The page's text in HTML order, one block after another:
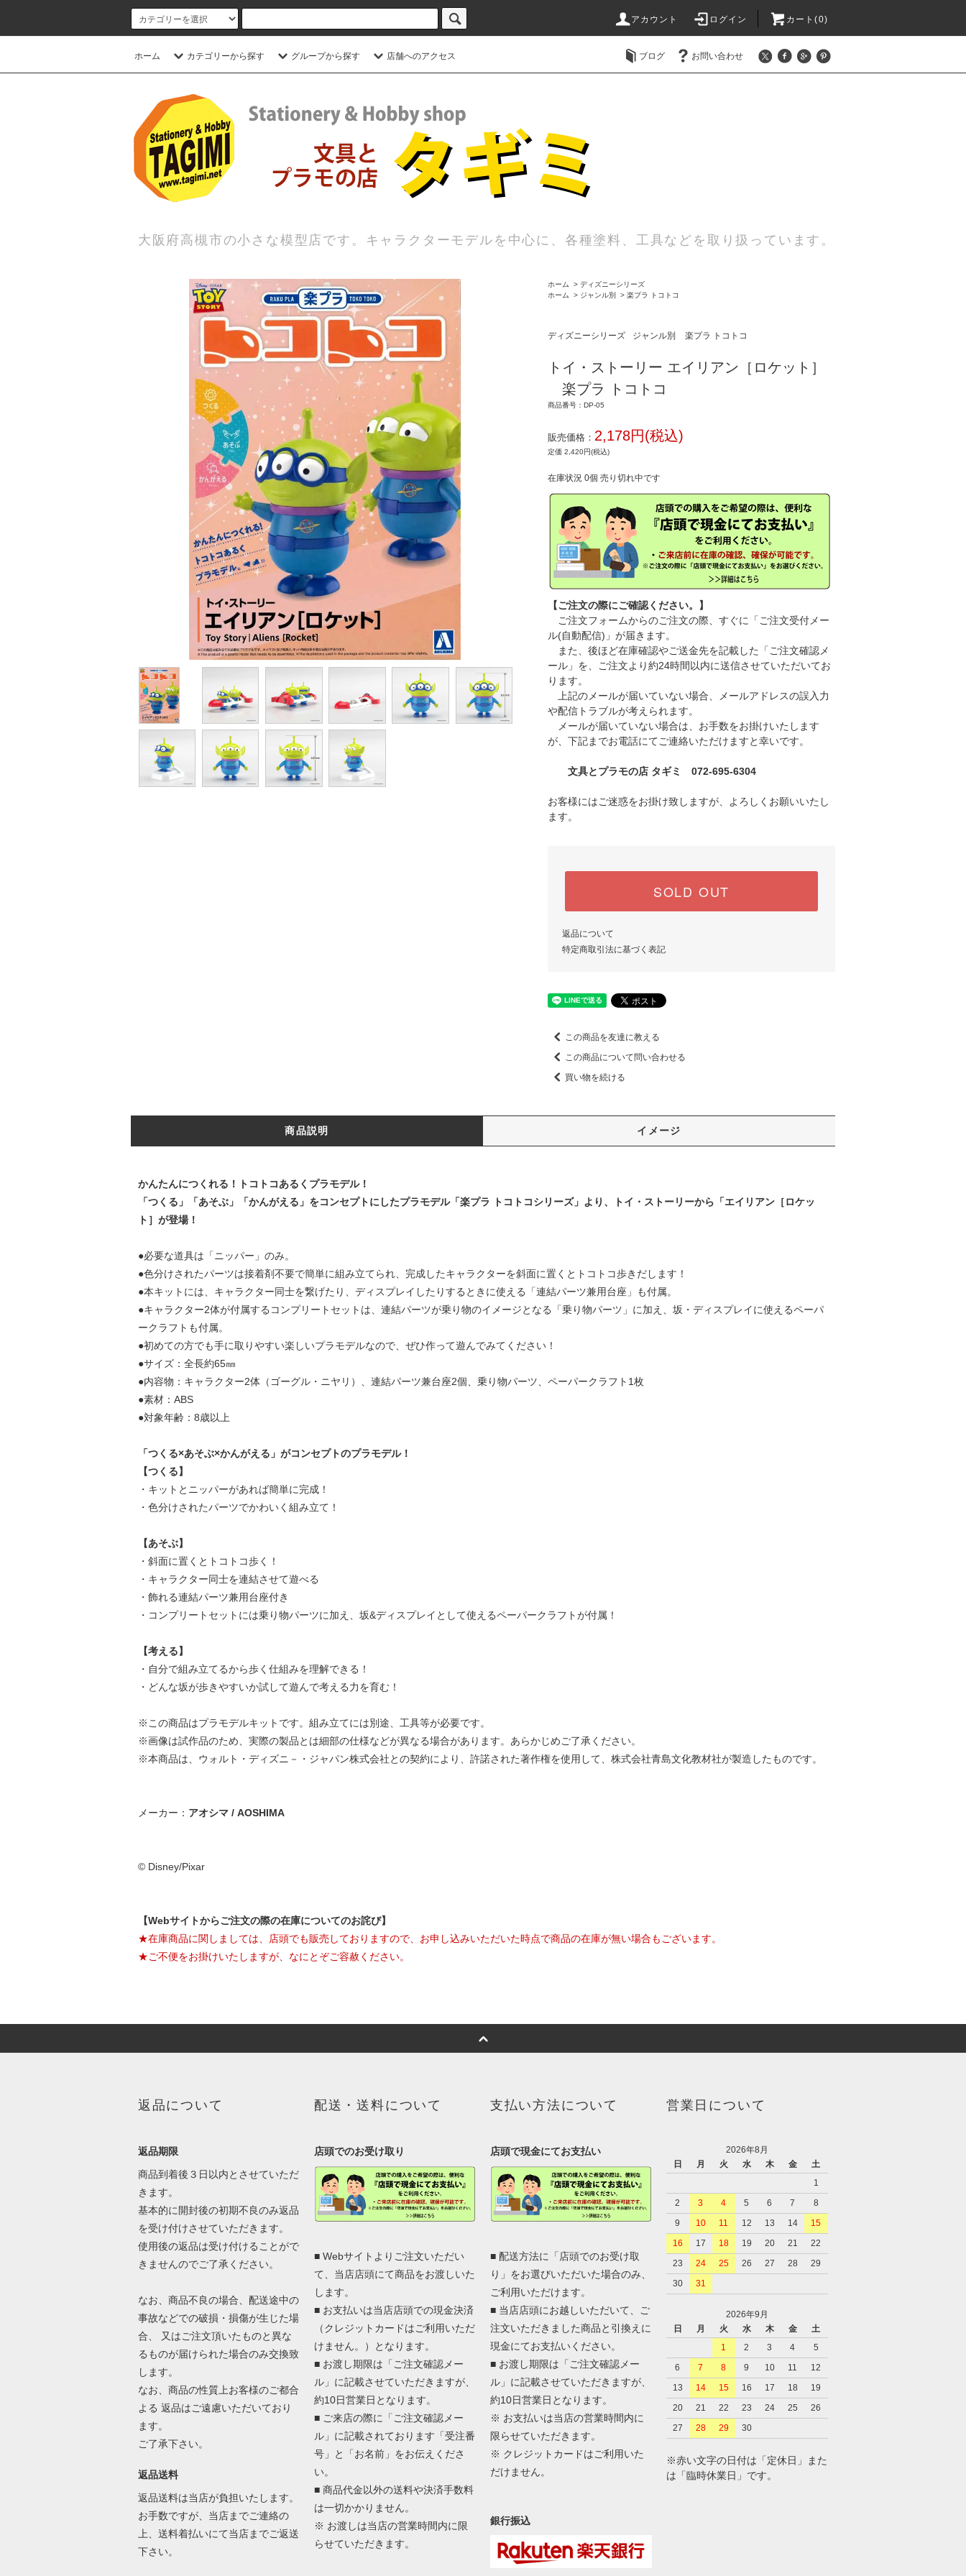
アカウント ログイン カート(0)
ホーム カテゴリーから探す グループから探す 店舗へのアクセス ブログ お問い合わせ
大阪府高槻市の小さな模型店です。キャラクターモデルを中心に、各種塗料、工具などを取り扱っています。
ホーム > ディズニーシリーズ
ホーム
> ジャンル別 > 楽プラ トコトコ
ディズニーシリーズ ジャンル別 楽プラ トコトコ
トイ・ストーリー エイリアン［ロケット］
楽プラ トコトコ
商品番号：DP-05
販売価格： 2,178円(税込)
定価 2,420円(税込)
在庫状況 0個 売り切れ中です
【ご注文の際にご確認ください。】
ご注文フォームからのご注文の際、すぐに「ご注文受付メー
ル(自動配信)」が届きます。
また、後ほど在庫確認やご送金先を記載した「ご注文確認メ
ール」を、ご注文より約24時間以内に送信させていただいてお
ります。
上記のメールが届いていない場合、メールアドレスの誤入力
や配信トラブルが考えられます。
メールが届いていない場合は、お手数をお掛けいたします
が、下記までお電話にてご連絡いただけますと幸いです。
文具とプラモの店 タギミ 072-695-6304
お客様にはご迷惑をお掛け致しますが、よろしくお願いいたし
ます。
SOLD OUT
返品について
特定商取引法に基づく表記
この商品を友達に教える
この商品について問い合わせる
買い物を続ける
商品説明 イメージ
かんたんにつくれる！トコトコあるくプラモデル！
「つくる」「あそぶ」「かんがえる」をコンセプトにしたプラモデル「楽プラ トコトコシリーズ」より、トイ・ストーリーから「エイリアン［ロケッ
ト］が登場！
●必要な道具は「ニッパー」のみ。
●色分けされたパーツは接着剤不要で簡単に組み立てられ、完成したキャラクターを斜面に置くとトコトコ歩きだします！
●本キットには、キャラクター同士を繋げたり、ディスプレイしたりするときに使える「連結パーツ兼用台座」も付属。
●キャラクター2体が付属するコンプリートセットは、連結パーツが乗り物のイメージとなる「乗り物パーツ」に加え、坂・ディスプレイに使えるペーパ
ークラフトも付属。
●初めての方でも手に取りやすい楽しいプラモデルなので、ぜひ作って遊んでみてください！
●サイズ：全長約65㎜
●内容物：キャラクター2体（ゴーグル・ニヤリ）、連結パーツ兼台座2個、乗り物パーツ、ペーパークラフト1枚
●素材：ABS
●対象年齢：8歳以上
「つくる×あそぶ×かんがえる」がコンセプトのプラモデル！
【つくる】
・キットとニッパーがあれば簡単に完成！
・色分けされたパーツでかわいく組み立て！
【あそぶ】
・斜面に置くとトコトコ歩く！
・キャラクター同士を連結させて遊べる
・飾れる連結パーツ兼用台座付き
・コンプリートセットには乗り物パーツに加え、坂&ディスプレイとして使えるペーパークラフトが付属！
【考える】
・自分で組み立てるから歩く仕組みを理解できる！
・どんな坂が歩きやすいか試して遊んで考える力を育む！
※この商品はプラモデルキットです。組み立てには別途、工具等が必要です。
※画像は試作品のため、実際の製品とは細部の仕様などが異なる場合があります。あらかじめご了承ください。
※本商品は、ウォルト・ディズニ－・ジャパン株式会社との契約により、許諾された著作権を使用して、株式会社青島文化教材社が製造したものです。
メーカー： アオシマ / AOSHIMA
© Disney/Pixar
【Webサイトからご注文の際の在庫についてのお詫び】
★在庫商品に関しましては、店頭でも販売しておりますので、お申し込みいただいた時点で商品の在庫が無い場合もございます。
★ご不便をお掛けいたしますが、なにとぞご容赦ください。
返品について
返品期限
商品到着後３日以内とさせていただ
きます。
基本的に開封後の初期不良のみ返品
を受け付けさせていただきます。
使用後の返品は受け付けることがで
きませんのでご了承ください。
なお、商品不良の場合、配送途中の
事故などでの破損・損傷が生じた場
合、 又はご注文頂いたものと異な
るものが届けられた場合のみ交換致
します。
なお、商品の性質上お客様のご都合
よる 返品はご遠慮いただいており
ます。
ご了承下さい。
返品送料
返品送料は当店が負担いたします。
お手数ですが、当店までご連絡の
上、送料着払いにて当店までご返送
下さい。
配送・送料について
店頭でのお受け取り
■ Webサイトよりご注文いただい
て、当店店頭にて商品をお渡しいた
します。
■ お支払いは当店店頭での現金決済
（クレジットカードはご利用いただ
けません。）となります。
■ お渡し期限は「ご注文確認メー
ル」に記載させていただきますが、
約10日営業日となります。
■ ご来店の際に「ご注文確認メー
ル」に記載されております「受注番
号」と「お名前」をお伝えくださ
い。
■ 商品代金以外の送料や決済手数料
は一切かかりません。
※ お渡しは当店の営業時間内に限
らせていただきます。
支払い方法について
店頭で現金にてお支払い
■ 配送方法に「店頭でのお受け取
り」をお選びいただいた場合のみ、
ご利用いただけます。
■ 当店店頭にお越しいただいて、ご
注文いただきました商品と引換えに
現金にてお支払いください。
■ お渡し期限は「ご注文確認メー
ル」に記載させていただきますが、
約10日営業日となります。
※ お支払いは当店の営業時間内に
限らせていただきます。
※ クレジットカードはご利用いた
だけません。
銀行振込
営業日について
2026年8月
日
月 火 水 木 金
土
1
2
3 4 5 6 7
8
9
10 11 12 13 14
15
16
17 18 19 20 21
22
23
24 25 26 27 28
29
30
31
2026年9月
日
月 火 水 木 金
土
1
2 3 4
5
6
7 8 9 10 11
12
13
14 15 16 17 18
19
20
21 22 23 24 25
26
27
28 29 30
※赤い文字の日付は「定休日」また
は「臨時休業日」です。